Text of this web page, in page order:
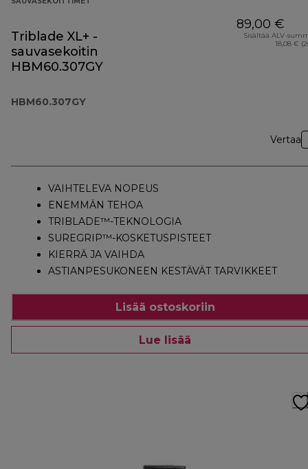
Triblade XL+ -
sauvasekoitin
HBM60.307GY
HBM60.307GY
89,00 €
Sisältää ALV-
18,08 €
Vertaa
VAIHTELEVA NOPEUS
ENEMMÄN TEHOA
TRIBLADE™-TEKNOLOGIA
SUREGRIP™-KOSKETUSPISTEET
KIERRÄ JA VAIHDA
ASTIANPESUKONEEN KESTÄVÄT TARVIKKEET
Lisää ostoskoriin
Lue lisää